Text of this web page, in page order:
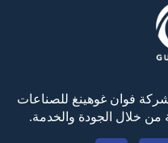
فوان غوهينغ للصناعات
من خلال الجودة والخدمة.